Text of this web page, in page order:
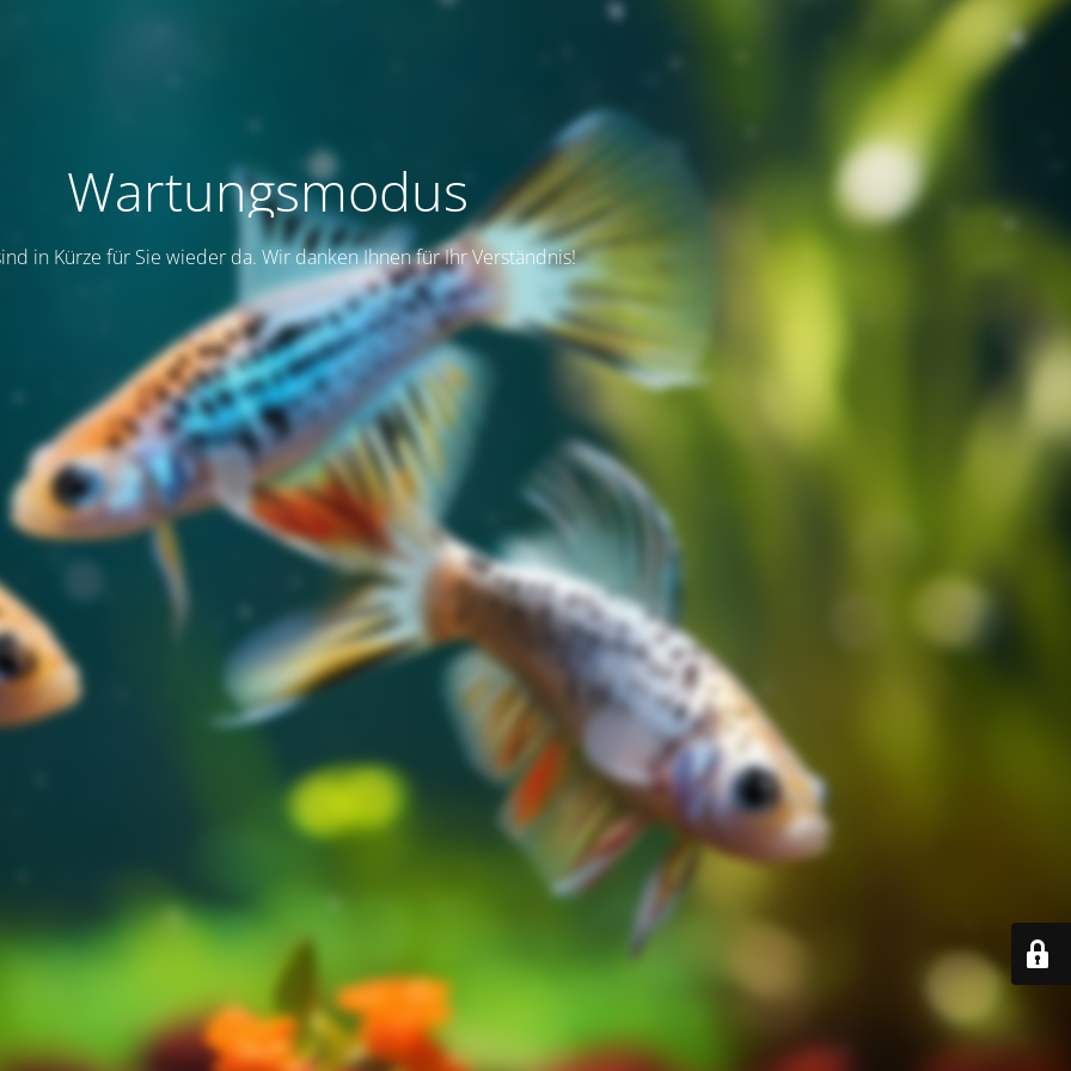
Wartungsmodus
in Kürze für Sie wieder da. Wir danken Ihnen für Ihr Verständnis!